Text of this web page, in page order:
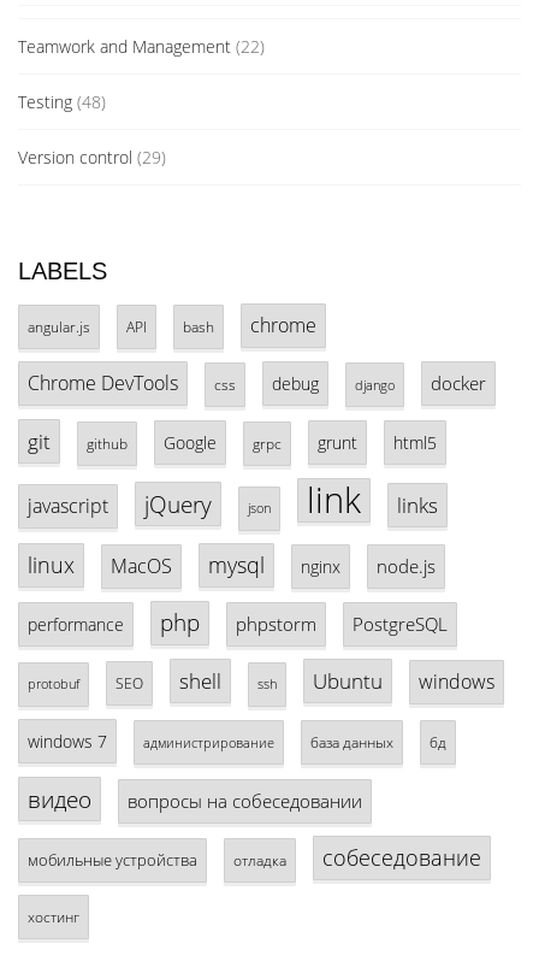
Teamwork and Management (22)
Testing (48)
Version control (29)
LABELS
angular.js API bash chrome
Chrome DevTools css debug django docker
git github Google grpc grunt html5
javascript jQuery json link links
linux MacOS mysql nginx node.js
performance php phpstorm PostgreSQL
protobuf SEO shell ssh Ubuntu windows
windows 7 администрирование база данных бд
видео вопросы на собеседовании
мобильные устройства отладка собеседование
хостинг